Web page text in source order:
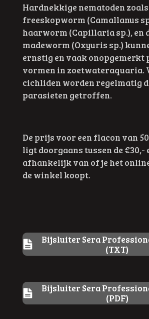
Hardnekkige nematoden zoals
freeskopworm (Camallanus
haarworm (Capillaria sp.), en
madeworm (Oxyuris sp.)
ernstig en vaak onopgemerkt
vormen in zoetwateraquaria.
cichliden worden regelmatig
parasieten getroffen.
De prijs voor een flacon van
ligt doorgaans tussen de €30,-
afhankelijk van of je het
de winkel koopt.
Bijsluiter Sera
(TXT)
Bijsluiter Sera
(PDF)